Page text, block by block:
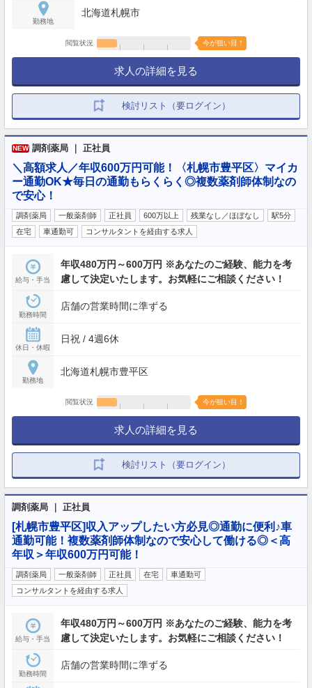
勤務地
北海道札幌市
閲覧状況 今が狙い目！
求人の詳細を見る
検討リスト（要ログイン）
NEW 調剤薬局 ｜ 正社員
＼高額求人／年収600万円可能！〈札幌市豊平区〉マイカ
ー通勤OK★毎日の通勤もらくらく◎複数薬剤師体制なの
で安心！
調剤薬局 一般薬剤師 正社員 600万以上 残業なし／ほぼなし
駅5分
在宅
車通勤可 コンサルタントを経由する求人
給与・手当
年収480万円～600万円 ※あなたのご経験、能力を考
慮して決定いたします。お気軽にご相談ください！
勤務時間
店舗の営業時間に準ずる
休日・休暇
日祝 / 4週6休
勤務地
北海道札幌市豊平区
閲覧状況 今が狙い目！
求人の詳細を見る
検討リスト（要ログイン）
調剤薬局 ｜ 正社員
[札幌市豊平区]収入アップしたい方必見◎通勤に便利♪車
通勤可能！複数薬剤師体制なので安心して働ける◎＜高
年収＞年収600万円可能！
調剤薬局 一般薬剤師 正社員 在宅
車通勤可
コンサルタントを経由する求人
給与・手当
年収480万円～600万円 ※あなたのご経験、能力を考
慮して決定いたします。お気軽にご相談ください！
勤務時間
店舗の営業時間に準ずる